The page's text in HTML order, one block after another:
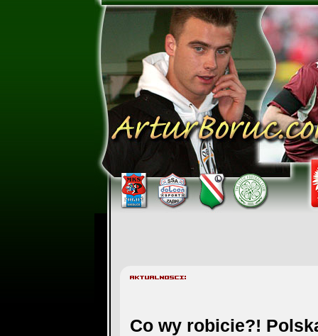
Co wy robicie?!